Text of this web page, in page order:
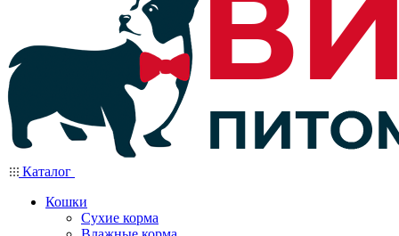
Каталог
Кошки
Сухие корма